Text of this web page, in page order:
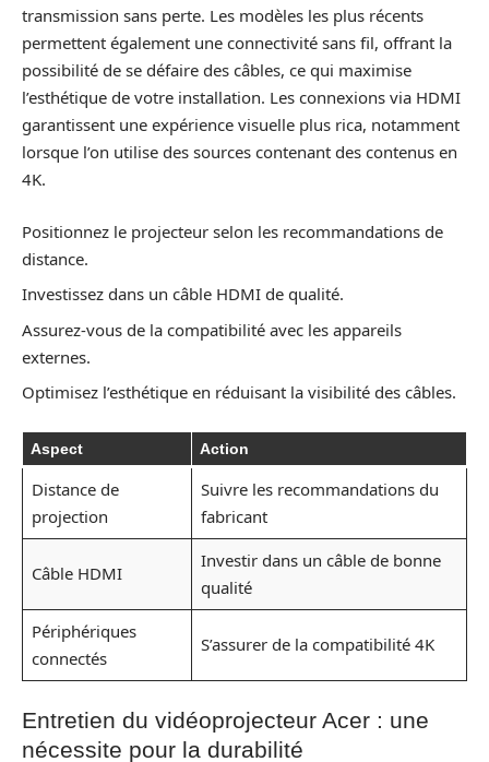
transmission sans perte. Les modèles les plus récents
permettent également une connectivité sans fil, offrant la
possibilité de se défaire des câbles, ce qui maximise
l’esthétique de votre installation. Les connexions via HDMI
garantissent une expérience visuelle plus rica, notamment
lorsque l’on utilise des sources contenant des contenus en
4K.
Positionnez le projecteur selon les recommandations de
distance.
Investissez dans un câble HDMI de qualité.
Assurez-vous de la compatibilité avec les appareils
externes.
Optimisez l’esthétique en réduisant la visibilité des câbles.
Aspect Action
Distance de
projection
Suivre les recommandations du
fabricant
Câble HDMI
Investir dans un câble de bonne
qualité
Périphériques
connectés
S’assurer de la compatibilité 4K
Entretien du vidéoprojecteur Acer : une
nécessite pour la durabilité